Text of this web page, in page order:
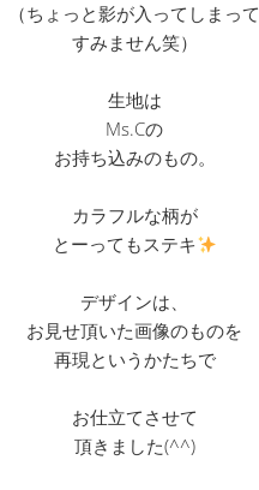
（ちょっと影が入ってしまって
すみません笑）
生地は
Ms.Cの
お持ち込みのもの。
カラフルな柄が
とーってもステキ
デザインは、
お見せ頂いた画像のものを
再現というかたちで
お仕立てさせて
頂きました(^^)